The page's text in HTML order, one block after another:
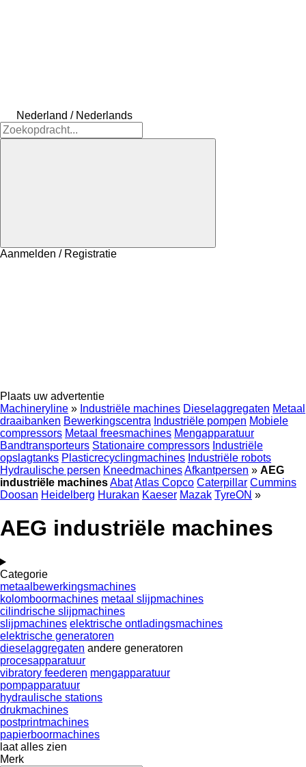
Nederland / Nederlands
Aanmelden / Registratie
Plaats uw advertentie
Machineryline » Industriële machines Dieselaggregaten Metaal
draaibanken Bewerkingscentra Industriële pompen Mobiele
compressors Metaal freesmachines Mengapparatuur
Bandtransporteurs Stationaire compressors Industriële
opslagtanks Plasticrecyclingmachines Industriële robots
Hydraulische persen KneedmachinesAfkantpersen » AEG
industriële machinesAbatAtlas Copco Caterpillar Cummins
Doosan Heidelberg Hurakan Kaeser Mazak TyreON »
AEG industriële machines
Categorie
metaalbewerkingsmachines
kolomboormachines metaal slijpmachines
cilindrische slijpmachines
slijpmachines elektrische ontladingsmachines
elektrische generatoren
dieselaggregaten andere generatoren
procesapparatuur
vibratory feederen mengapparatuur
pompapparatuur
hydraulische stations
drukmachines
postprintmachines
papierboormachines
laat alles zien
Merk